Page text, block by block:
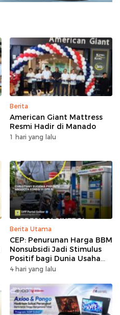
Berita
American Giant Mattress
Resmi Hadir di Manado
1 hari yang lalu
Berita Utama
CEP: Penurunan Harga BBM
Nonsubsidi Jadi Stimulus
Positif bagi Dunia Usaha
dan Pertumbuhan Ekonomi
4 hari yang lalu